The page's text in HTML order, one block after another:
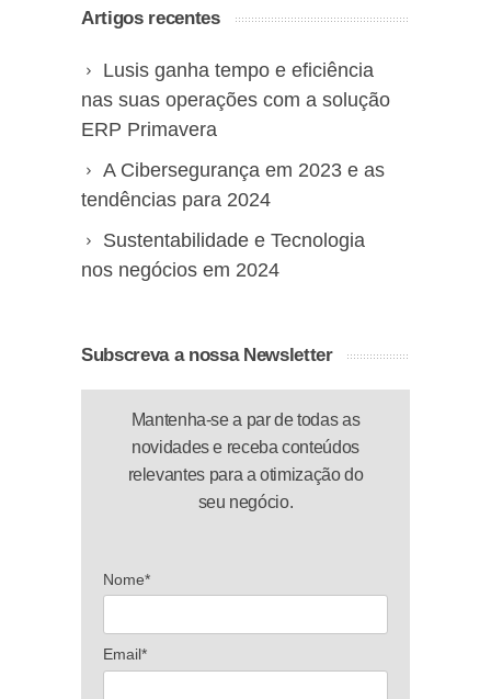
Artigos recentes
Lusis ganha tempo e eficiência
nas suas operações com a solução
ERP Primavera
A Cibersegurança em 2023 e as
tendências para 2024
Sustentabilidade e Tecnologia
nos negócios em 2024
Subscreva a nossa Newsletter
Mantenha-se a par de todas as
novidades e receba conteúdos
relevantes para a otimização do
seu negócio.
Nome*
Email*